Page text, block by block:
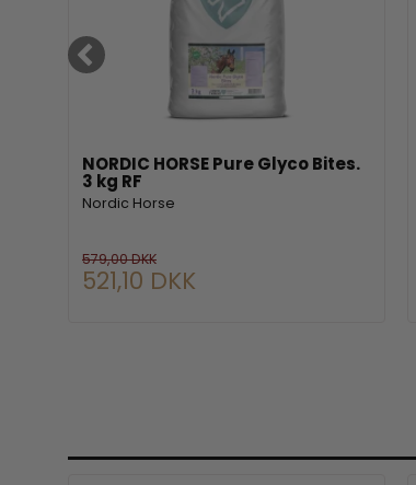
NORDIC HORSE Pure Glyco Bites.
3 kg RF
Nordic Horse
579,00 DKK
521,10 DKK